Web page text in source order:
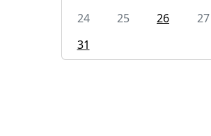
24
25 26 27
31